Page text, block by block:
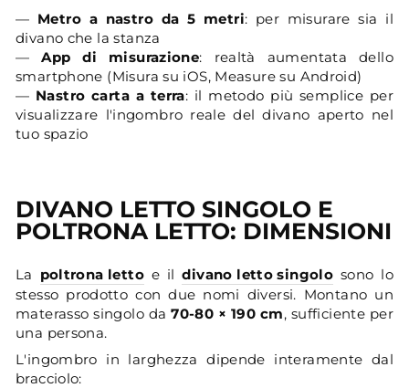
— Metro a nastro da 5 metri: per misurare sia il
divano che la stanza
—App di misurazione: realtà aumentata dello
smartphone (Misura su iOS, Measure su Android)
— Nastro carta a terra: il metodo più semplice per
visualizzare l'ingombro reale del divano aperto nel
tuo spazio
DIVANO LETTO SINGOLO E
POLTRONA LETTO: DIMENSIONI
La poltrona lettoe ildivano letto singolo sono lo
stesso prodotto con due nomi diversi. Montano un
materasso singolo da70-80 × 190 cm, sufficiente per
una persona.
L'ingombro in larghezza dipende interamente dal
bracciolo: